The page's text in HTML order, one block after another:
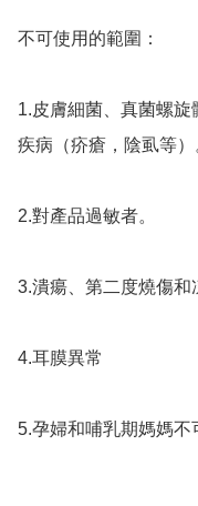
不可使用的範圍：
1.皮膚細菌、真菌螺
疾病（疥瘡，陰虱等）
2.對產品過敏者。
3.潰瘍、第二度燒傷和
4.耳膜異常
5.孕婦和哺乳期媽媽不